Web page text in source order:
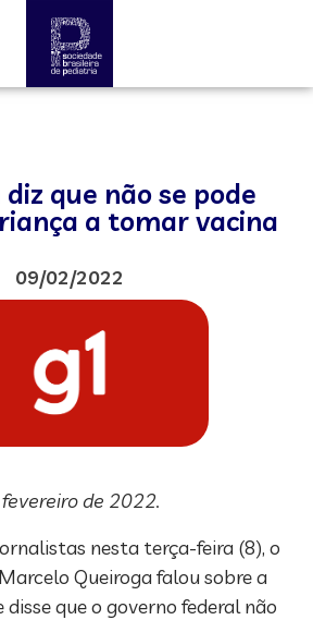
que não se pode
a tomar vacina
09/02/2022
de 2022.
nesta terça-feira (8), o
Queiroga falou sobre a
que o governo federal não